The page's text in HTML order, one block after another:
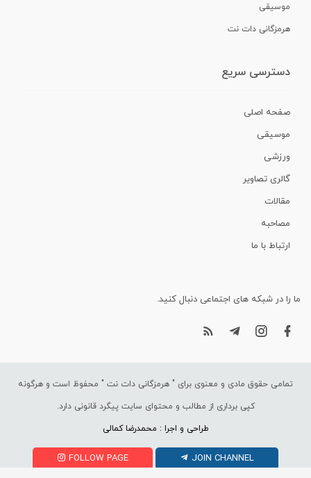
موسیقی
هرمزگانی دات نت
دسترسی سریع
صفحه اصلی
موسیقی
ورزشی
گالری تصاویر
مقالات
مصاحبه
ارتباط با ما
ما را در شبکه های اجتماعی دنبال کنید.
تمامی حقوق مادی و معنوی برای " هرمزگانی دات نت " محفوظ است و هرگونه
کپی برداری از مطالب و محتوای سایت پیگرد قانونی دارد.
طراحی و اجرا : محمدرضا کمالی
FOLLOW PAGE JOIN CHANNEL